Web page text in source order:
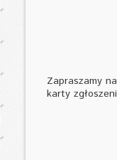
Zapraszamy
karty